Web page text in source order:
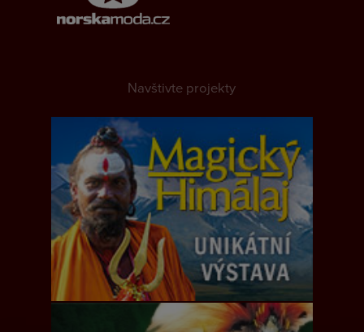
Navštivte projekty